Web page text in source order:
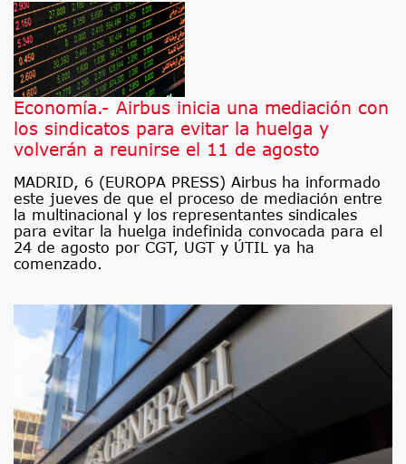
Economía.- Airbus inicia una mediación con
los sindicatos para evitar la huelga y
volverán a reunirse el 11 de agosto
MADRID, 6 (EUROPA PRESS) Airbus ha informado
este jueves de que el proceso de mediación entre
la multinacional y los representantes sindicales
para evitar la huelga indefinida convocada para el
24 de agosto por CGT, UGT y ÚTIL ya ha
comenzado.